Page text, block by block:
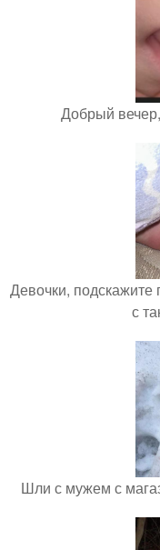
Добрый
Девочки, подскажите
с
Шли с мужем с